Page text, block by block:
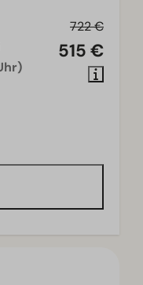
722 €
515 €